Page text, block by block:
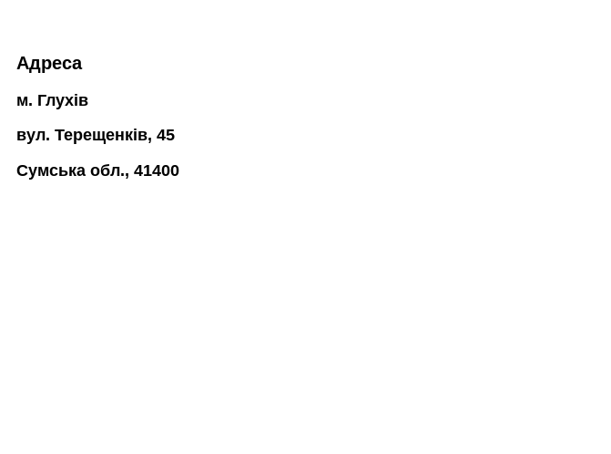
Адреса
м. Глухів
вул. Терещенків, 45
Сумська обл., 41400